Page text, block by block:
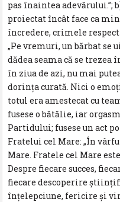
pas înaintea adevărului.”;
proiectat încât face ca
încredere, crimele
„Pe vremuri, un bărbat
dădea seama că se trezea
în ziua de azi, nu mai
dorinţa curată. Nici o
totul era amestecat cu
fusese o bătălie, iar
Partidului; fusese un act
Fratelui cel Mare: „În
Mare. Fratele cel Mare
Despre fiecare succes,
fiecare descoperire
înţelepciune, fericire şi